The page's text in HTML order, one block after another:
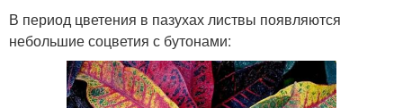
В период цветения в пазухах листвы появляются
небольшие соцветия с бутонами: